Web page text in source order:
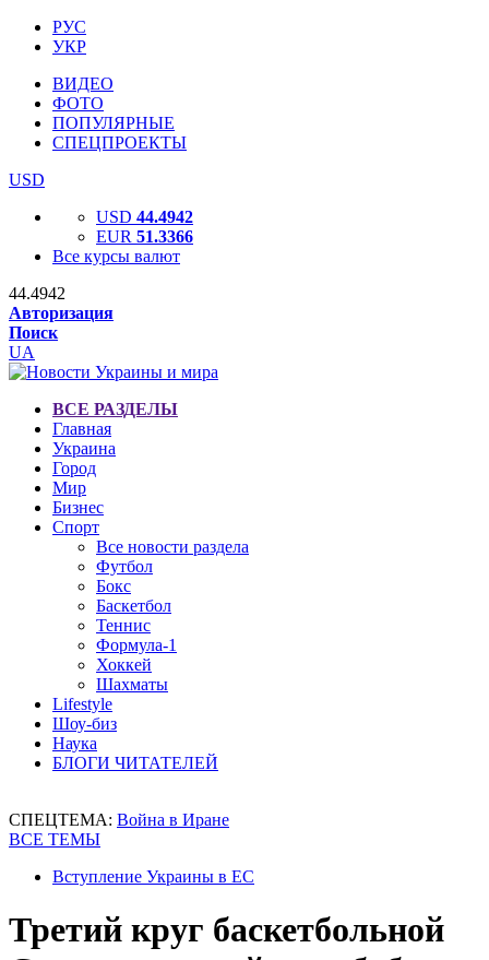
РУС
УКР
ВИДЕО
ФОТО
ПОПУЛЯРНЫЕ
СПЕЦПРОЕКТЫ
USD
USD 44.4942
EUR 51.3366
Все курсы валют
44.4942
Авторизация
Поиск
UA
ВСЕ РАЗДЕЛЫ
Главная
Украина
Город
Мир
Бизнес
Спорт
Все новости раздела
Футбол
Бокс
Баскетбол
Теннис
Формула-1
Хоккей
Шахматы
Lifestyle
Шоу-биз
Наука
БЛОГИ ЧИТАТЕЛЕЙ
СПЕЦТЕМА: Война в Иране
ВСЕ ТЕМЫ
Вступление Украины в ЕС
Третий круг баскетбольной